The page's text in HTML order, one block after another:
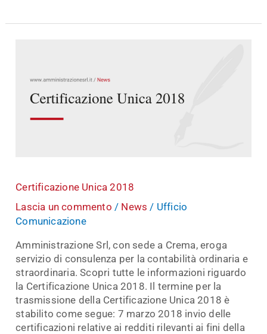
Certificazione Unica 2018
Lascia un commento / News / Ufficio
Comunicazione
Amministrazione Srl, con sede a Crema, eroga
servizio di consulenza per la contabilità ordinaria e
straordinaria. Scopri tutte le informazioni riguardo
la Certificazione Unica 2018. Il termine per la
trasmissione della Certificazione Unica 2018 è
stabilito come segue: 7 marzo 2018 invio delle
certificazioni relative ai redditi rilevanti ai fini della